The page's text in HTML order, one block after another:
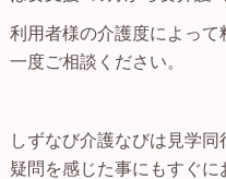
利用者様の介護度によって
一度ご相談ください。
しずなび介護なびは見学
疑問を感じた事にもすぐに